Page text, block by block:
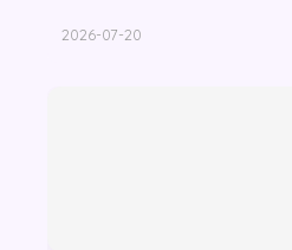
2026-07-20